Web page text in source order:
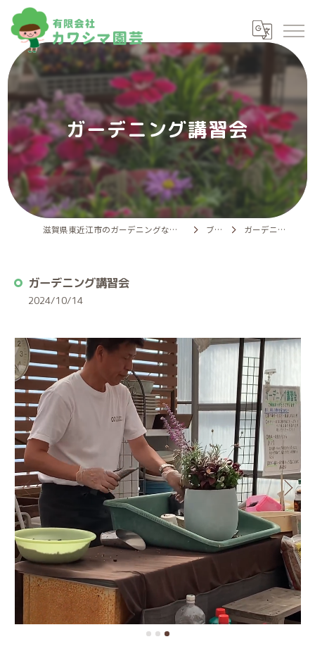
ガーデニング講習会
滋賀県東近江市のガーデニングなら有限会社カワシマ園芸 ブログ ガーデニング講習会
ガーデニング講習会
2024/10/14